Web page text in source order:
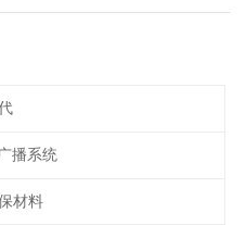
播系统
材料